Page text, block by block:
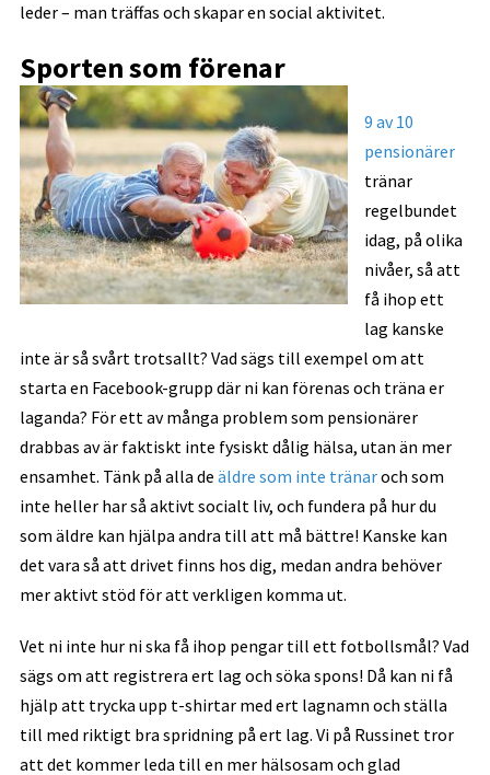
leder – man träffas och skapar en social aktivitet.
Sporten som förenar
9 av 10
pensionärer
tränar
regelbundet
idag, på olika
nivåer, så att
få ihop ett
lag kanske
inte är så svårt trotsallt? Vad sägs till exempel om att
starta en Facebook-grupp där ni kan förenas och träna er
laganda? För ett av många problem som pensionärer
drabbas av är faktiskt inte fysiskt dålig hälsa, utan än mer
ensamhet. Tänk på alla de äldre som inte tränaroch som
inte heller har så aktivt socialt liv, och fundera på hur du
som äldre kan hjälpa andra till att må bättre! Kanske kan
det vara så att drivet finns hos dig, medan andra behöver
mer aktivt stöd för att verkligen komma ut.
Vet ni inte hur ni ska få ihop pengar till ett fotbollsmål? Vad
sägs om att registrera ert lag och söka spons! Då kan ni få
hjälp att trycka upp t-shirtar med ert lagnamn och ställa
till med riktigt bra spridning på ert lag. Vi på Russinet tror
att det kommer leda till en mer hälsosam och glad